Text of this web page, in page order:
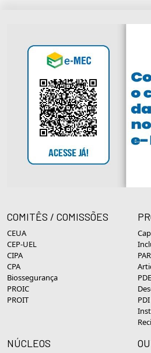
COMITÊS / COMISSÕES
CEUA
CEP-UEL
CIPA
CPA
Biossegurança
PROIC
PROIT
NÚCLEOS